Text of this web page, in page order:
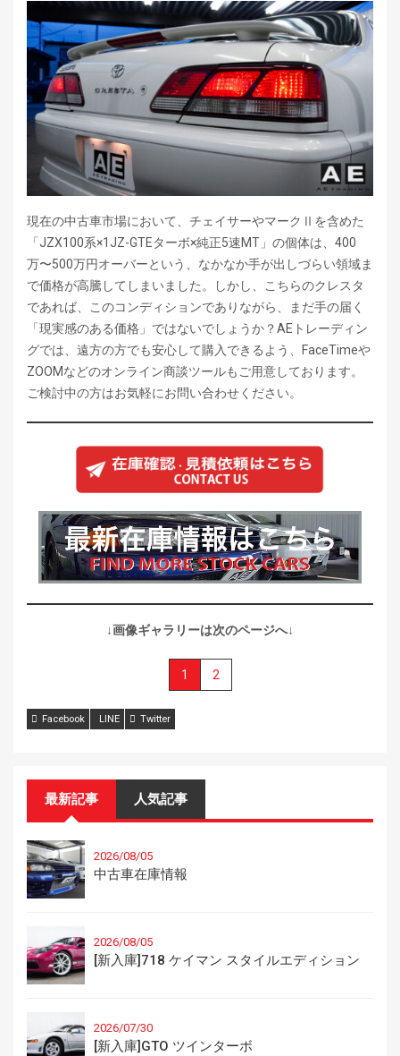
現在の中古車市場において、チェイサーやマークⅡを含めた
「JZX100系×1JZ-GTEターボ×純正5速MT」の個体は、400
万〜500万円オーバーという、なかなか手が出しづらい領域ま
で価格が高騰してしまいました。しかし、こちらのクレスタ
であれば、このコンディションでありながら、まだ手の届く
「現実感のある価格」ではないでしょうか？AEトレーディン
グでは、遠方の方でも安心して購入できるよう、FaceTimeや
ZOOMなどのオンライン商談ツールもご用意しております。
ご検討中の方はお気軽にお問い合わせください。
↓画像ギャラリーは次のページへ↓
1 2
Facebook LINE Twitter
最新記事 人気記事
2026/08/05
中古車在庫情報
2026/08/05
[新入庫]718 ケイマン スタイルエディション
2026/07/30
[新入庫]GTO ツインターボ